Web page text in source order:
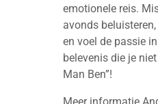
emotionele reis.
avonds
en voel de passie
belevenis die je
Man Ben”!